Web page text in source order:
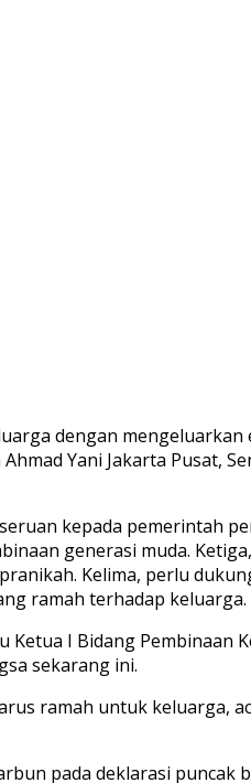
dengan
Yani Jakarta Pusat,
kepada pemerintah
generasi muda.
Kelima, perlu
ramah terhadap keluarga.
Ketua I Bidang
sekarang ini.
ramah untuk keluarga,
pada deklarasi